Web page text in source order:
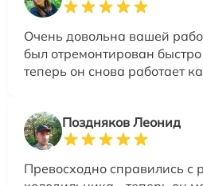
Очень довольна вашей
был отремонтирован
теперь он снова работает
Поздняков Леонид
Превосходно справились с